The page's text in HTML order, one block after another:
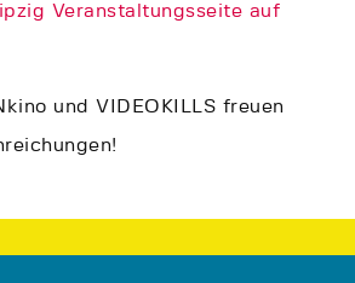
Veranstaltungsseite auf
und VIDEOKILLS freuen